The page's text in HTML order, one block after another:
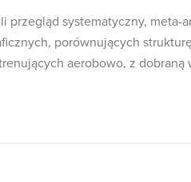
przegląd systematyczny, meta-
porównujących
aerobowo, z dobraną